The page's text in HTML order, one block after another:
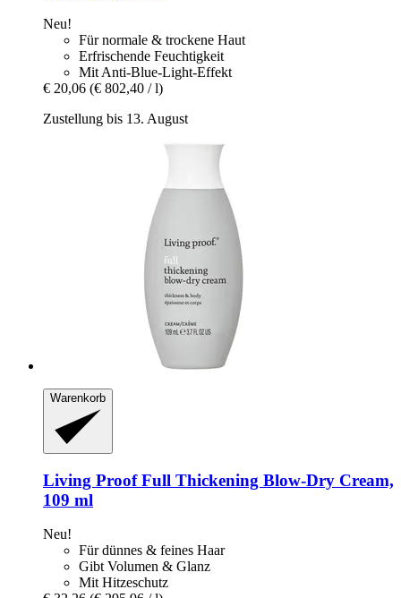
Neu!
Für normale & trockene Haut
Erfrischende Feuchtigkeit
Mit Anti-Blue-Light-Effekt
€ 20,06 (€ 802,40 / l)
Zustellung bis 13. August
Warenkorb
Living ProofFull Thickening Blow-​Dry Cream,
109 ml
Neu!
Für dünnes & feines Haar
Gibt Volumen & Glanz
Mit Hitzeschutz